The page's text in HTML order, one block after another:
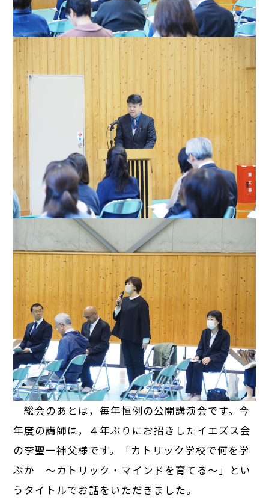
総会のあとは，毎年恒例の公開講演会です。今
年度の講師は，４年ぶりにお招きしたイエズス会
の李聖一神父様です。「カトリック学校で何を学
ぶか 〜カトリック・マインドを育てる〜」とい
うタイトルでお話をいただきました。